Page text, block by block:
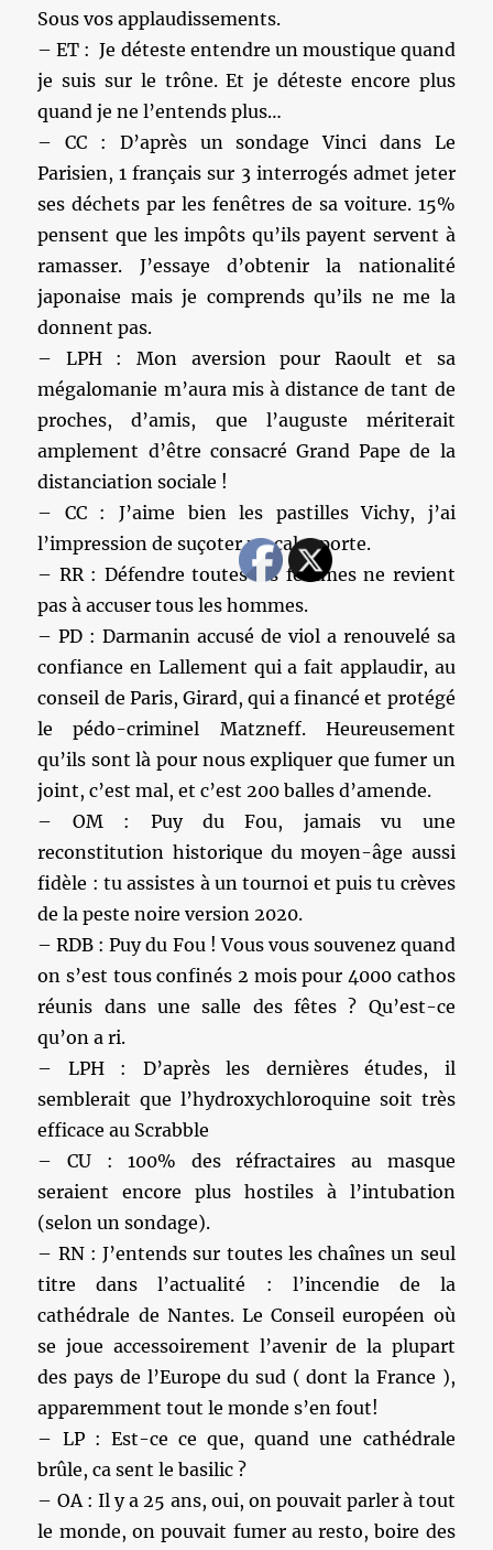
Sous vos applaudissements.
– ET : Je déteste entendre un moustique quand
je suis sur le trône. Et je déteste encore plus
quand je ne l’entends plus…
– CC : D’après un sondage Vinci dans Le
Parisien, 1 français sur 3 interrogés admet jeter
ses déchets par les fenêtres de sa voiture. 15%
pensent que les impôts qu’ils payent servent à
ramasser. J’essaye d’obtenir la nationalité
japonaise mais je comprends qu’ils ne me la
donnent pas.
– LPH : Mon aversion pour Raoult et sa
mégalomanie m’aura mis à distance de tant de
proches, d’amis, que l’auguste mériterait
amplement d’être consacré Grand Pape de la
distanciation sociale !
– CC : J’aime bien les pastilles Vichy, j’ai
l’impression de suçoter un cale-porte.
– RR : Défendre toutes les femmes ne revient
pas à accuser tous les hommes.
– PD : Darmanin accusé de viol a renouvelé sa
confiance en Lallement qui a fait applaudir, au
conseil de Paris, Girard, qui a financé et protégé
le pédo-criminel Matzneff. Heureusement
qu’ils sont là pour nous expliquer que fumer un
joint, c’est mal, et c’est 200 balles d’amende.
– OM : Puy du Fou, jamais vu une
reconstitution historique du moyen-âge aussi
fidèle : tu assistes à un tournoi et puis tu crèves
de la peste noire version 2020.
– RDB : Puy du Fou ! Vous vous souvenez quand
on s’est tous confinés 2 mois pour 4000 cathos
réunis dans une salle des fêtes ? Qu’est-ce
qu’on a ri.
– LPH : D’après les dernières études, il
semblerait que l’hydroxychloroquine soit très
efficace au Scrabble
– CU : 100% des réfractaires au masque
seraient encore plus hostiles à l’intubation
(selon un sondage).
– RN : J’entends sur toutes les chaînes un seul
titre dans l’actualité : l’incendie de la
cathédrale de Nantes. Le Conseil européen où
se joue accessoirement l’avenir de la plupart
des pays de l’Europe du sud ( dont la France ),
apparemment tout le monde s’en fout!
– LP : Est-ce ce que, quand une cathédrale
brûle, ca sent le basilic ?
– OA : Il y a 25 ans, oui, on pouvait parler à tout
le monde, on pouvait fumer au resto, boire des